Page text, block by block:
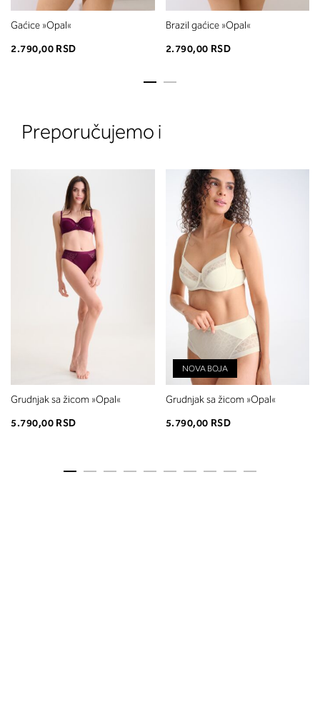
Gaćice »Opal«
2.790,00 RSD
Brazil gaćice »Opal«
2.790,00 RSD
Preporučujemo i
Grudnjak sa žicom »Opal«
5.790,00 RSD
NOVA BOJA
Grudnjak sa žicom »Opal«
5.790,00 RSD
2. Prsni obseg
Izmerite obim grudi. Postavite
traku preko leđa u nivou dekoltea i
preko grudi, u nivou bradavica - do
udubljenja između grudi. U odeljku
ćete pročitati koja dubina korpe
odgovara vašoj meri (A, B...) -
potražite u koloni koju ste odredili
merenjem grudi.